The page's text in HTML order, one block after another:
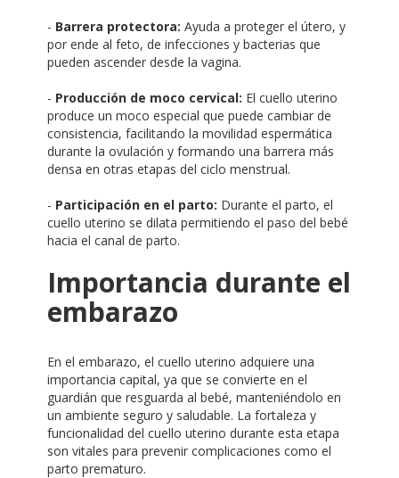
- Barrera protectora: Ayuda a proteger el útero, y
por ende al feto, de infecciones y bacterias que
pueden ascender desde la vagina.
- Producción de moco cervical: El cuello uterino
produce un moco especial que puede cambiar de
consistencia, facilitando la movilidad espermática
durante la ovulación y formando una barrera más
densa en otras etapas del ciclo menstrual.
- Participación en el parto: Durante el parto, el
cuello uterino se dilata permitiendo el paso del bebé
hacia el canal de parto.
Importancia durante el
embarazo
En el embarazo, el cuello uterino adquiere una
importancia capital, ya que se convierte en el
guardián que resguarda al bebé, manteniéndolo en
un ambiente seguro y saludable. La fortaleza y
funcionalidad del cuello uterino durante esta etapa
son vitales para prevenir complicaciones como el
parto prematuro.